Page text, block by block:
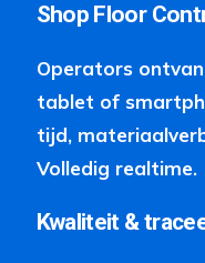
Shop Floor
Operators
tablet of
tijd,
Volledig realtime.
Kwaliteit &